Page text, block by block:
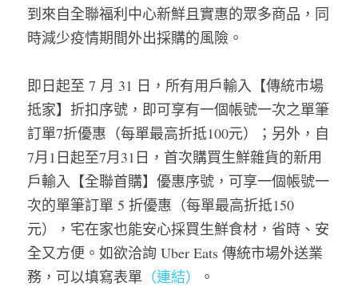
到來自全聯福利中心新鮮且實惠的眾多商品，同
時減少疫情期間外出採購的風險。
即日起至 7 月 31 日，所有用戶輸入【傳統市場
抵家】折扣序號，即可享有一個帳號一次之單筆
訂單7折優惠（每單最高折抵100元）；另外，自
7月1日起至7月31日，首次購買生鮮雜貨的新用
戶輸入【全聯首購】優惠序號，可享一個帳號一
次的單筆訂單 5 折優惠（每單最高折抵150
元），宅在家也能安心採買生鮮食材，省時、安
全又方便。如欲洽詢 Uber Eats 傳統市場外送業
務，可以填寫表單 （連結） 。